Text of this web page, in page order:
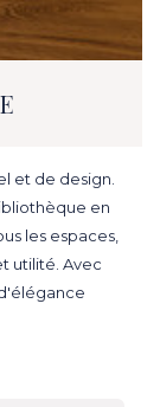
et de design.
en
les espaces,
utilité. Avec